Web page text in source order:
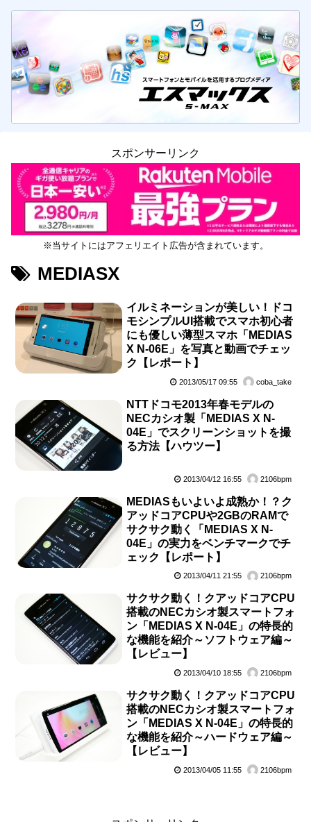
スポンサーリンク
※当サイトにはアフェリエイト広告が含まれています。
MEDIASX
イルミネーションが美しい！ドコ
モシンプルUI搭載でスマホ初心者
にも優しい薄型スマホ「MEDIAS
X N-06E」を写真と動画でチェッ
ク【レポート】
2013/05/17 09:55 coba_take
NTTドコモ2013年春モデルの
NECカシオ製「MEDIAS X N-
04E」でスクリーンショットを撮
る方法【ハウツー】
2013/04/12 16:55 2106bpm
MEDIASもいよいよ成熟か！？ク
アッドコアCPUや2GBのRAMで
サクサク動く「MEDIAS X N-
04E」の実力をベンチマークでチ
ェック【レポート】
2013/04/11 21:55 2106bpm
サクサク動く！クアッドコアCPU
搭載のNECカシオ製スマートフォ
ン「MEDIAS X N-04E」の特長的
な機能を紹介～ソフトウェア編～
【レビュー】
2013/04/10 18:55 2106bpm
サクサク動く！クアッドコアCPU
搭載のNECカシオ製スマートフォ
ン「MEDIAS X N-04E」の特長的
な機能を紹介～ハードウェア編～
【レビュー】
2013/04/05 11:55 2106bpm